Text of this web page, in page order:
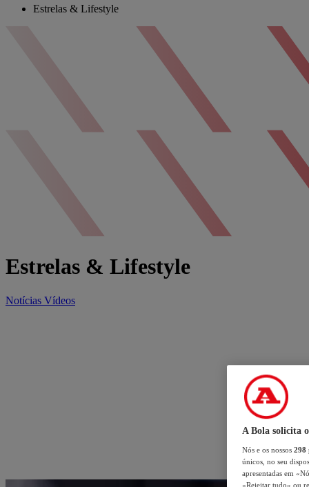
Estrelas & Lifestyle
Estrelas & Lifestyle
Notícias Vídeos
A Bola solicita
Nós e os nossos 298
únicos, no seu
apresentadas em
«Rejeitar tudo» ou